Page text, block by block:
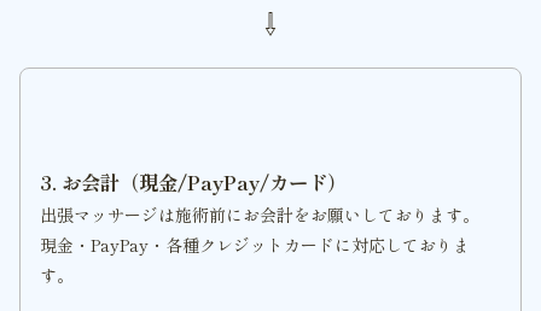
⇩
3. お会計（現金/PayPay/カード）
出張マッサージは施術前にお会計をお願いしております。
現金・PayPay・各種クレジットカードに対応しておりま
す。